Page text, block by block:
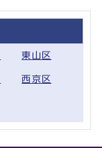
東山区
西京区